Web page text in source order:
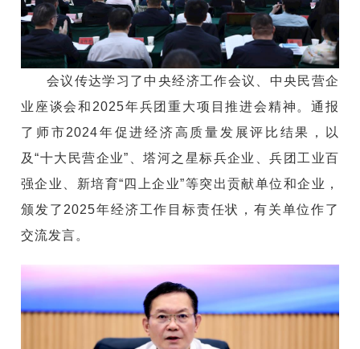
会议传达学习了中央经济工作会议、中央民营企
业座谈会和2025年兵团重大项目推进会精神。通报
了师市2024年促进经济高质量发展评比结果，以
及“十大民营企业”、塔河之星标兵企业、兵团工业百
强企业、新培育“四上企业”等突出贡献单位和企业，
颁发了2025年经济工作目标责任状，有关单位作了
交流发言。